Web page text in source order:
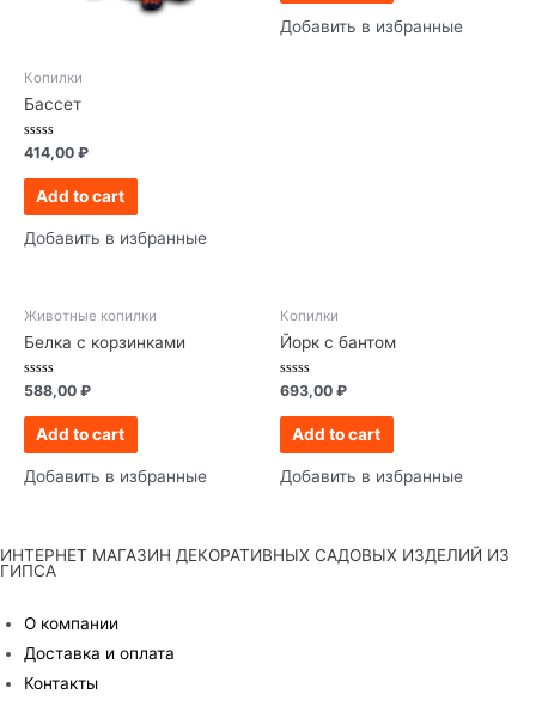
Копилки
Бассет
Rated
out
414,00 ₽
Add to cart
Добавить в избранные
Добавить в избранные
Животные копилки
Белка с корзинками
Rated
out
588,00 ₽
Add to cart
Добавить в избранные
Копилки
Йорк с бантом
Rated
out
693,00 ₽
Add to cart
Добавить в избранные
ИНТЕРНЕТ МАГАЗИН ДЕКОРАТИВНЫХ САДОВЫХ ИЗДЕЛИЙ ИЗ
ГИПСА
О компании
Доставка и оплата
Контакты